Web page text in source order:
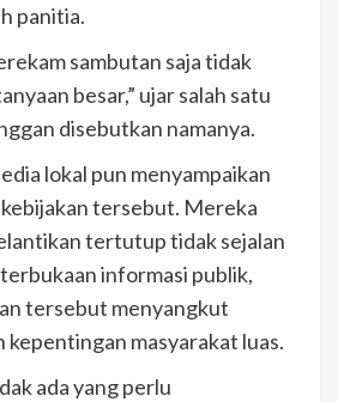
panitia.
sambutan saja tidak
besar,” ujar salah satu
disebutkan namanya.
lokal pun menyampaikan
tersebut. Mereka
tertutup tidak sejalan
informasi publik,
tersebut menyangkut
kepentingan masyarakat luas.
ada yang perlu